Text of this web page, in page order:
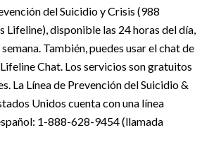
del Suicidio y Crisis (988
Lifeline), disponible las 24 horas del día,
También, puedes usar el chat de
Chat. Los servicios son gratuitos
La Línea de Prevención del Suicidio &
Unidos cuenta con una línea
1-888-628-9454(llamada